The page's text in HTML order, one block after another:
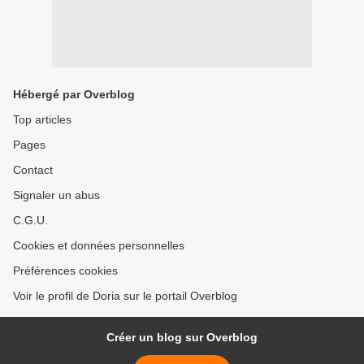
Hébergé par Overblog
Top articles
Pages
Contact
Signaler un abus
C.G.U.
Cookies et données personnelles
Préférences cookies
Voir le profil de Doria sur le portail Overblog
Créer un blog sur Overblog